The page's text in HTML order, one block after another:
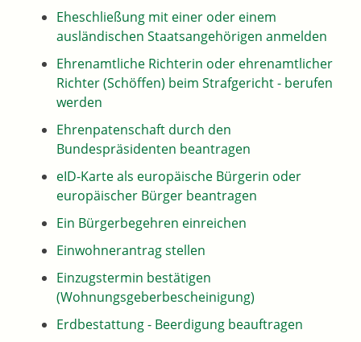
Eheschließung mit einer oder einem
ausländischen Staatsangehörigen anmelden
Ehrenamtliche Richterin oder ehrenamtlicher
Richter (Schöffen) beim Strafgericht - berufen
werden
Ehrenpatenschaft durch den
Bundespräsidenten beantragen
eID-Karte als europäische Bürgerin oder
europäischer Bürger beantragen
Ein Bürgerbegehren einreichen
Einwohnerantrag stellen
Einzugstermin bestätigen
(Wohnungsgeberbescheinigung)
Erdbestattung - Beerdigung beauftragen